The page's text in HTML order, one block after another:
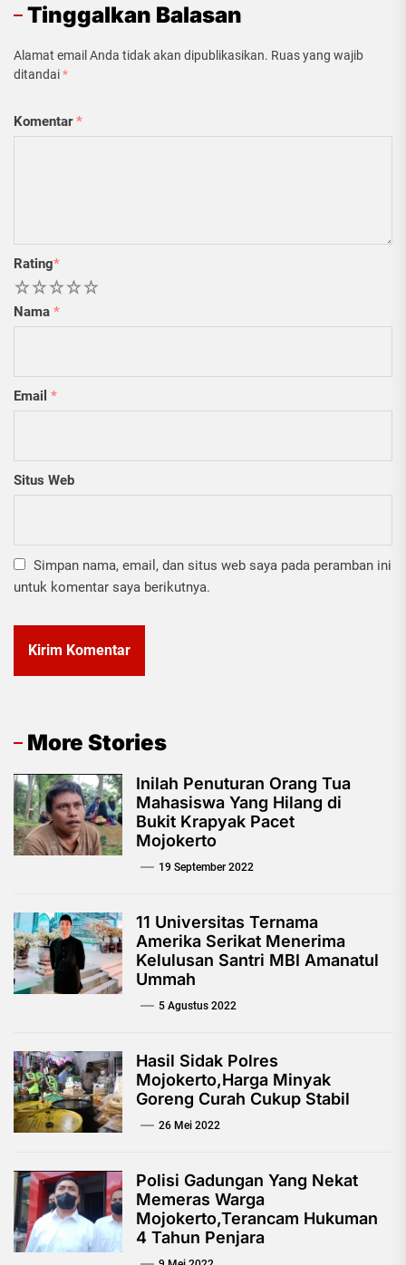
Tinggalkan Balasan
Alamat email Anda tidak akan dipublikasikan. Ruas yang wajib
ditandai*
Komentar*
Rating*
5
4
3
2
Nama *
Email *
Situs Web
Simpan nama, email, dan situs web saya pada peramban ini
untuk komentar saya berikutnya.
More Stories
Inilah Penuturan Orang Tua
Mahasiswa Yang Hilang di
Bukit Krapyak Pacet
Mojokerto
19 September 2022
11 Universitas Ternama
Amerika Serikat Menerima
Kelulusan Santri MBI Amanatul
Ummah
5 Agustus 2022
Hasil Sidak Polres
Mojokerto,Harga Minyak
Goreng Curah Cukup Stabil
26 Mei 2022
Polisi Gadungan Yang Nekat
Memeras Warga
Mojokerto,Terancam Hukuman
4 Tahun Penjara